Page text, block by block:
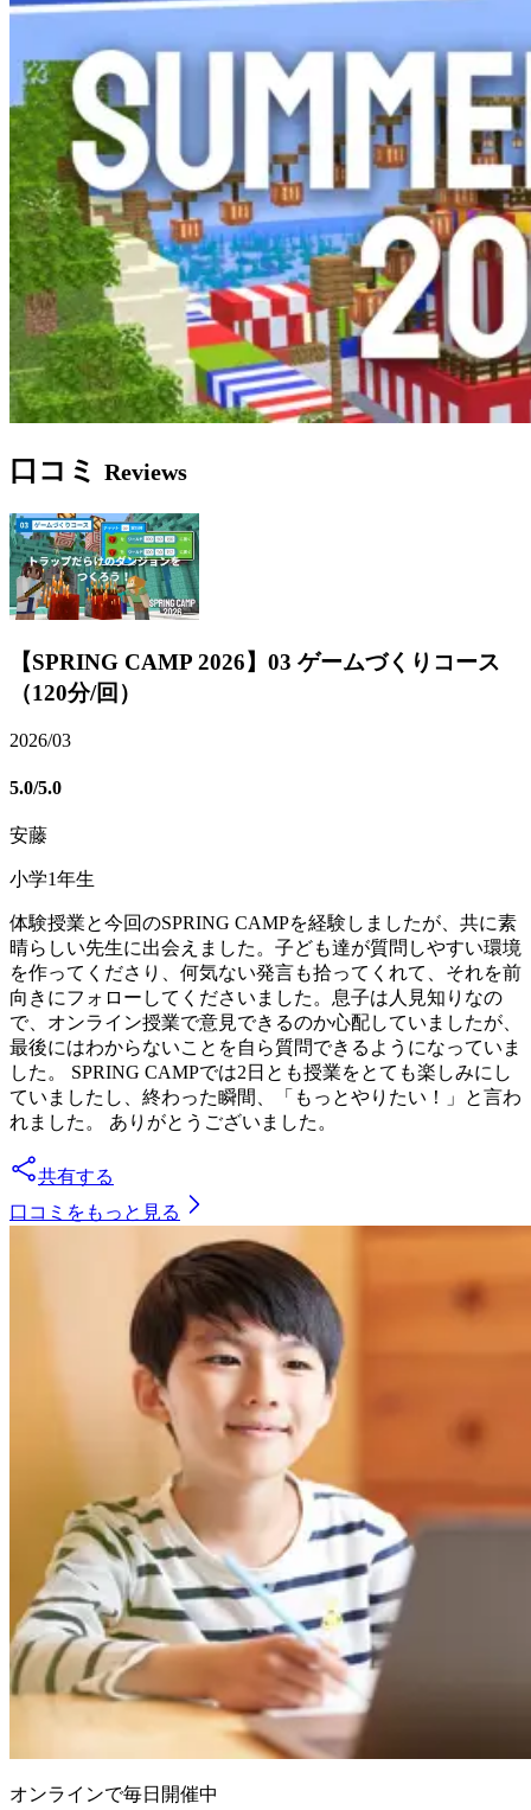
口コミ Reviews
【SPRING CAMP 2026】03 ゲームづくりコース
（120分/回）
2026/03
5.0/5.0
安藤
小学1年生
体験授業と今回のSPRING CAMPを経験しましたが、共に素
晴らしい先生に出会えました。子ども達が質問しやすい環境
を作ってくださり、何気ない発言も拾ってくれて、それを前
向きにフォローしてくださいました。息子は人見知りなの
で、オンライン授業で意見できるのか心配していましたが、
最後にはわからないことを自ら質問できるようになっていま
した。 SPRING CAMPでは2日とも授業をとても楽しみにし
ていましたし、終わった瞬間、「もっとやりたい！」と言わ
れました。 ありがとうございました。
共有する
口コミをもっと見る
オンラインで毎日開催中